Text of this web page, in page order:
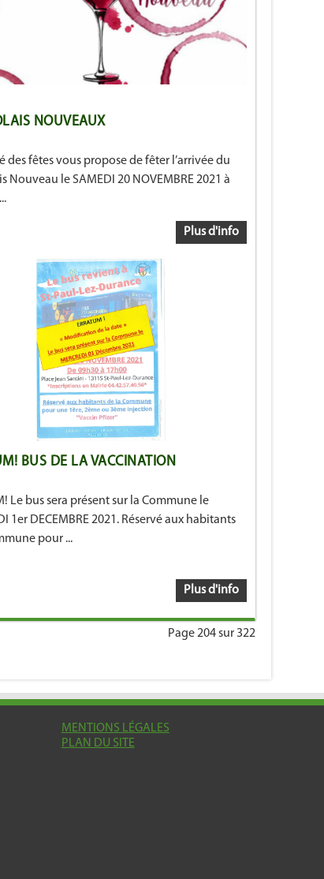
NOUVEAUX
des fêtes vous propose de fêter l’arrivée du
Nouveau le SAMEDI 20 NOVEMBRE 2021 à
Plus d'info
BUS DE LA VACCINATION
Le bus sera présent sur la Commune le
1er DECEMBRE 2021. Réservé aux habitants
pour ...
Plus d'info
Page 204 sur 322
MENTIONS LÉGALES
PLAN DU SITE